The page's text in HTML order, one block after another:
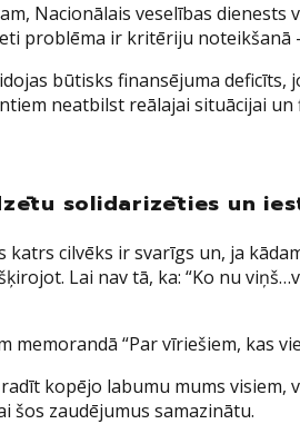
Nacionālais veselības
problēma ir kritēriju noteikšanā
būtisks finansējuma
neatbilst reālajai situācijai
solidarizēties un
cilvēks ir svarīgs un, ja
Lai nav tā, ka: “Ko nu
memorandā “Par vīriešiem, kas
kopējo labumu mums
šos zaudējumus samazinātu.